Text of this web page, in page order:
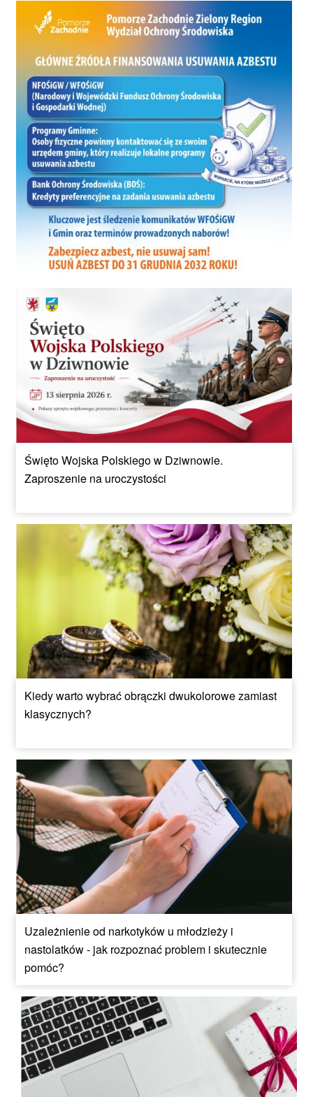
Święto Wojska Polskiego w Dziwnowie.
Zaproszenie na uroczystości
Kiedy warto wybrać obrączki dwukolorowe zamiast
klasycznych?
Uzależnienie od narkotyków u młodzieży i
nastolatków - jak rozpoznać problem i skutecznie
pomóc?